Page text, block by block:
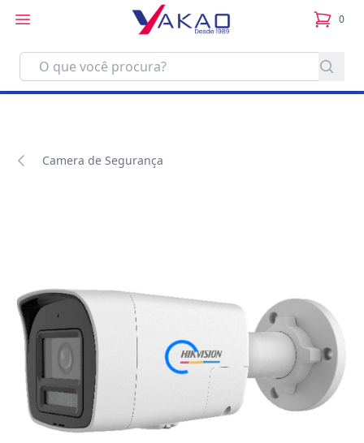
0
itens
Camera de Segurança